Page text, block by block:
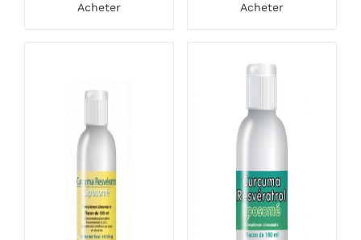
Acheter Acheter